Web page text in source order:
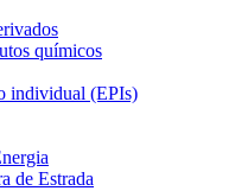
químicos
individual (EPIs)
de Estrada